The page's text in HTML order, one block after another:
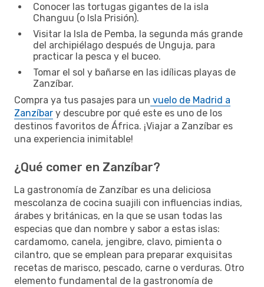
Conocer las tortugas gigantes de la isla
Changuu (o Isla Prisión).
Visitar la Isla de Pemba, la segunda más grande
del archipiélago después de Unguja, para
practicar la pesca y el buceo.
Tomar el sol y bañarse en las idílicas playas de
Zanzíbar.
Compra ya tus pasajes para un vuelo de Madrid a
Zanzíbar y descubre por qué este es uno de los
destinos favoritos de África. ¡Viajar a Zanzíbar es
una experiencia inimitable!
¿Qué comer en Zanzíbar?
La gastronomía de Zanzíbar es una deliciosa
mescolanza de cocina suajili con influencias indias,
árabes y británicas, en la que se usan todas las
especias que dan nombre y sabor a estas islas:
cardamomo, canela, jengibre, clavo, pimienta o
cilantro, que se emplean para preparar exquisitas
recetas de marisco, pescado, carne o verduras. Otro
elemento fundamental de la gastronomía de